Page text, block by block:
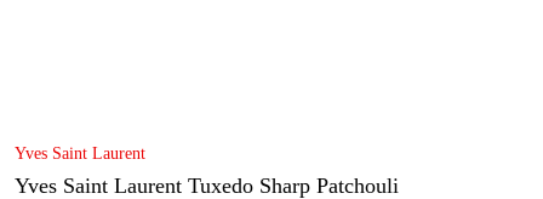
Yves Saint Laurent
Yves Saint Laurent Tuxedo Sharp Patchouli